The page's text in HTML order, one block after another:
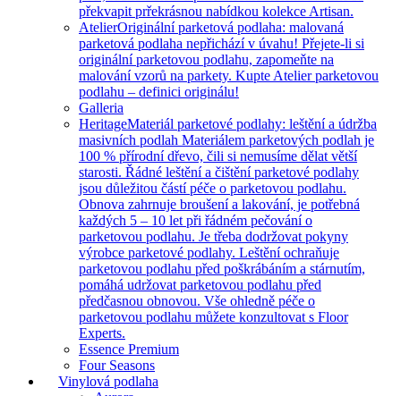
překvapit prřekrásnou nabídkou kolekce Artisan.
AtelierOriginální parketová podlaha: malovaná
parketová podlaha nepřichází v úvahu! Přejete-li si
originální parketovou podlahu, zapomeňte na
malování vzorů na parkety. Kupte Atelier parketovou
podlahu – definici originálu!
Galleria
HeritageMateriál parketové podlahy: leštění a údržba
masivních podlah Materiálem parketových podlah je
100 % přírodní dřevo, čili si nemusíme dělat větší
starosti. Řádné leštění a čištění parketové podlahy
jsou důležitou částí péče o parketovou podlahu.
Obnova zahrnuje broušení a lakování, je potřebná
každých 5 – 10 let při řádném pečování o
parketovou podlahu. Je třeba dodržovat pokyny
výrobce parketové podlahy. Leštění ochraňuje
parketovou podlahu před poškrábáním a stárnutím,
pomáhá udržovat parketovou podlahu před
předčasnou obnovou. Vše ohledně péče o
parketovou podlahu můžete konzultovat s Floor
Experts.
Essence Premium
Four Seasons
Vinylová podlaha